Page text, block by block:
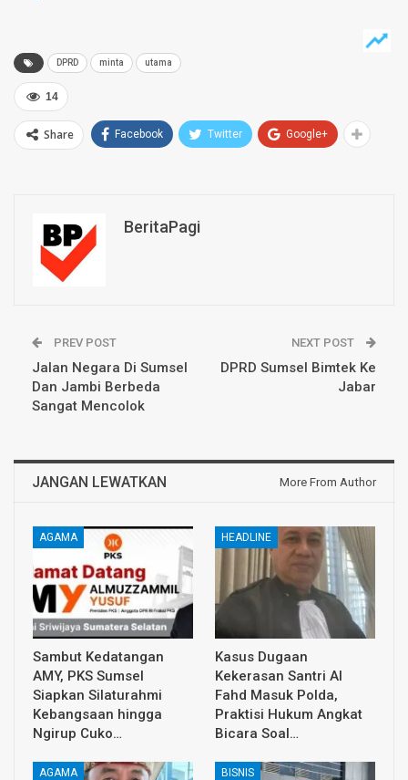
DPRD minta utama
14
Share Facebook Twitter Google+
BeritaPagi
PREV POST
Jalan Negara Di Sumsel
Dan Jambi Berbeda
Sangat Mencolok
NEXT POST
DPRD Sumsel Bimtek Ke
Jabar
JANGAN LEWATKAN More From Author
AGAMA
Sambut Kedatangan
AMY, PKS Sumsel
Siapkan Silaturahmi
Kebangsaan hingga
Ngirup Cuko…
HEADLINE
Kasus Dugaan
Kekerasan Santri Al
Fahd Masuk Polda,
Praktisi Hukum Angkat
Bicara Soal…
AGAMA BISNIS